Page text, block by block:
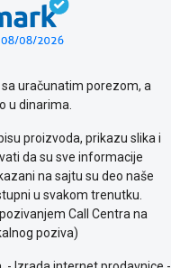
uračunatim porezom, a
u dinarima.
proizvoda, prikazu slika i
da su sve informacije
na sajtu su deo naše
u svakom trenutku.
Call Centra na
poziva)